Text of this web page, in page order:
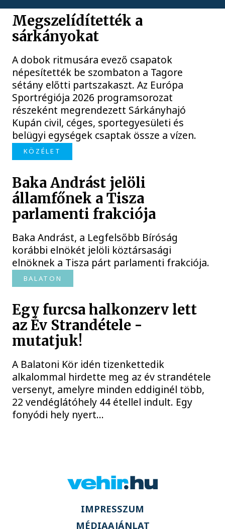
Megszelídítették a
sárkányokat
A dobok ritmusára evező csapatok
népesítették be szombaton a Tagore
sétány előtti partszakaszt. Az Európa
Sportrégiója 2026 programsorozat
részeként megrendezett Sárkányhajó
Kupán civil, céges, sportegyesületi és
belügyi egységek csaptak össze a vízen.
KÖZÉLET
Baka Andrást jelöli
államfőnek a Tisza
parlamenti frakciója
Baka Andrást, a Legfelsőbb Bíróság
korábbi elnökét jelöli köztársasági
elnöknek a Tisza párt parlamenti frakciója.
BALATON
Egy furcsa halkonzerv lett
az Év Strandétele -
mutatjuk!
A Balatoni Kör idén tizenkettedik
alkalommal hirdette meg az év strandétele
versenyt, amelyre minden eddiginél több,
22 vendéglátóhely 44 étellel indult. Egy
fonyódi hely nyert...
IMPRESSZUM
MÉDIAAJÁNLAT